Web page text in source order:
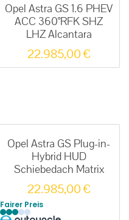
Opel Astra GS 1.6 PHEV
ACC 360°RFK SHZ
LHZ Alcantara
22.985,00€
Opel Astra GS Plug-in-
Hybrid HUD
Schiebedach Matrix
22.985,00€
Fairer Preis